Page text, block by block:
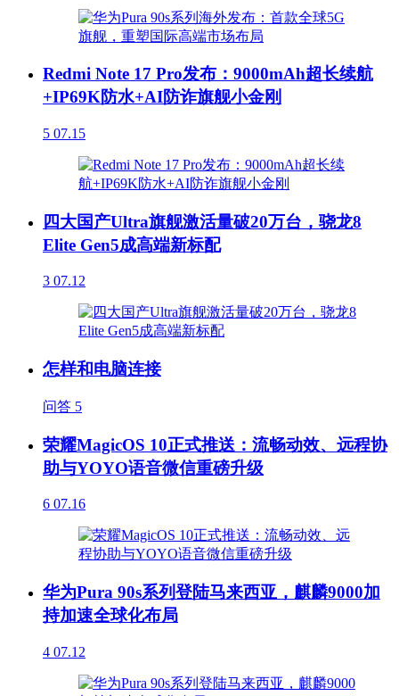
Redmi Note 17 Pro发布：9000mAh超长续航
+IP69K防水+AI防诈旗舰小金刚
5 07.15
四大国产Ultra旗舰激活量破20万台，骁龙8
Elite Gen5成高端新标配
3 07.12
怎样和电脑连接
问答 5
荣耀MagicOS 10正式推送：流畅动效、远程协
助与YOYO语音微信重磅升级
6 07.16
华为Pura 90s系列登陆马来西亚，麒麟9000加
持加速全球化布局
4 07.12